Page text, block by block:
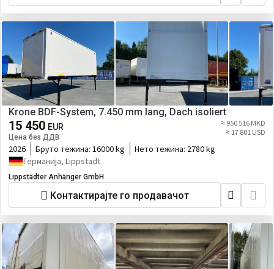
Krone BDF-System, 7.450 mm lang, Dach isoliert
15 450 EUR
Цена без ДДВ
≈ 950 516 MKD
≈ 17 801 USD
2026 Бруто тежина: 16000 kg Нето тежина: 2780 kg
Германија, Lippstadt
Lippstädter Anhänger GmbH
Контактирајте го продавачот